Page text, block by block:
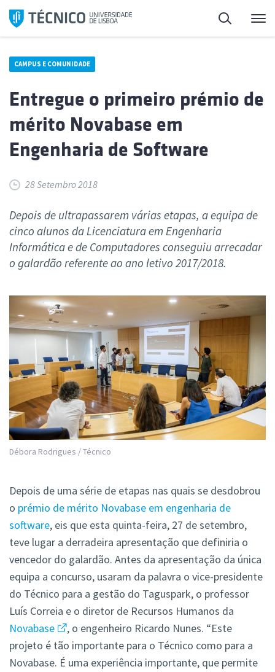
Saltar
para
Pesquisa
CAMPUS E COMUNIDADE
Entregue o primeiro prémio de
mérito Novabase em
Engenharia de Software
28 Setembro 2018
Depois de ultrapassarem várias etapas, a equipa de
cinco alunos da Licenciatura em Engenharia
Informática e de Computadores conseguiu arrecadar
o galardão referente ao ano letivo 2017/2018.
Débora Rodrigues / Técnico
Depois de uma série de etapas nas quais se desdobrou
o prémio de mérito Novabase em engenharia de
software, eis que esta quinta-feira, 27 de setembro,
teve lugar a derradeira apresentação que definiria o
vencedor do galardão. Antes da apresentação da única
equipa a concurso, usaram da palavra o vice-presidente
do Técnico para a gestão do Taguspark, o professor
Luís Correia e o diretor de Recursos Humanos da
Novabase
, o engenheiro Ricardo Nunes. “Este
projeto é tão importante para o Técnico como para a
Novabase. É uma experiência importante, que permite